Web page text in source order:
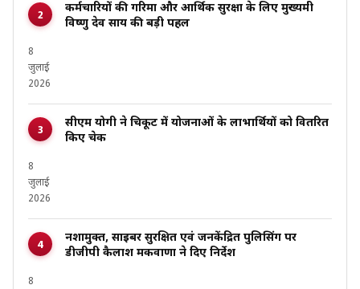
कर्मचारियों की गरिमा और आर्थिक सुरक्षा के लिए मुख्यमंत्री
विष्णु देव साय की बड़ी पहल
8
जुलाई
2026
सीएम योगी ने चित्रकूट में योजनाओं के लाभार्थियों को वितरित
किए चेक
8
जुलाई
2026
नशामुक्त, साइबर सुरक्षित एवं जनकेंद्रित पुलिसिंग पर
डीजीपी कैलाश मकवाणा ने दिए निर्देश
8